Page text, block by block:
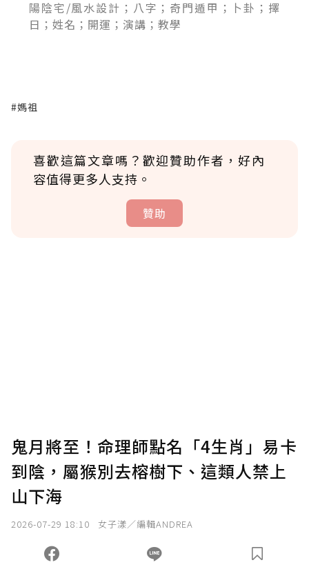
陽陰宅/風水設計；八字；奇門遁甲；卜卦；擇
日；姓名；開運；演講；教學
#媽祖
喜歡這篇文章嗎？歡迎贊助作者，好內
容值得更多人支持。
贊助
確認送出
您當前剩餘 U 利點數：0點；前往 購買點數
鬼月將至！命理師點名「4生肖」易卡
到陰，屬猴別去榕樹下、這類人禁上
山下海
2026-07-29 18:10 女子漾／編輯ANDREA